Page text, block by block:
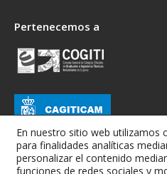
Pertenecemos a
En nuestro sitio web utilizamos
para finalidades analíticas
personalizar el contenido
funciones de redes sociales y